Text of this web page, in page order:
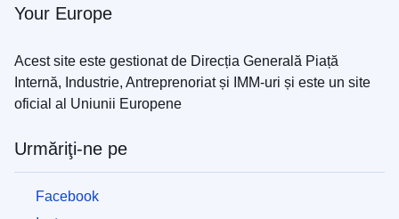
Your Europe
Acest site este gestionat de Direcția Generală Piață
Internă, Industrie, Antreprenoriat și IMM-uri și este un site
oficial al Uniunii Europene
Urmăriţi-ne pe
Facebook